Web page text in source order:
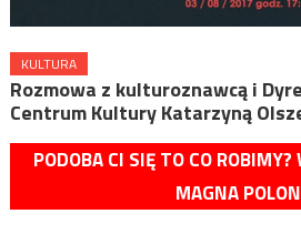
KULTURA
Rozmowa z kulturoznawcą i
Centrum Kultury Katarzyną
PODOBA CI SIĘ TO CO ROBIMY?
MAGNA